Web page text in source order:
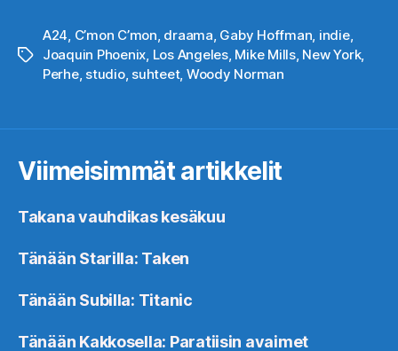
Avainsanat
A24, C’mon C’mon, draama, Gaby Hoffman, indie,
Joaquin Phoenix, Los Angeles, Mike Mills, New York,
Perhe, studio, suhteet, Woody Norman
Viimeisimmät artikkelit
Takana vauhdikas kesäkuu
Tänään Starilla: Taken
Tänään Subilla: Titanic
Tänään Kakkosella: Paratiisin avaimet